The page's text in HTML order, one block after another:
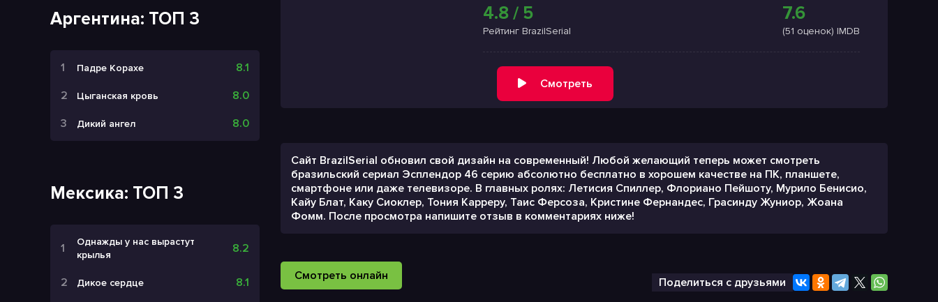
Аргентина: ТОП 3
Падре Корахе 8.1
Цыганская кровь 8.0
Дикий ангел 8.0
Мексика: ТОП 3
Однажды у нас вырастут
крылья
8.2
Дикое сердце 8.1
4.8 / 5
Рейтинг BrazilSerial
7.6
(51 оценок) IMDB
Смотреть
Сайт BrazilSerial обновил свой дизайн на современный! Любой желающий теперь может смотреть
бразильский сериал Эсплендор 46 серию абсолютно бесплатно в хорошем качестве на ПК, планшете,
смартфоне или даже телевизоре. В главных ролях: Летисия Спиллер, Флориано Пейшоту, Мурило Бенисио,
Кайу Блат, Каку Сиоклер, Тония Карреру, Таис Ферсоза, Кристине Фернандес, Грасинду Жуниор, Жоана
Фомм. После просмотра напишите отзыв в комментариях ниже!
Смотреть онлайн Поделиться с друзьями